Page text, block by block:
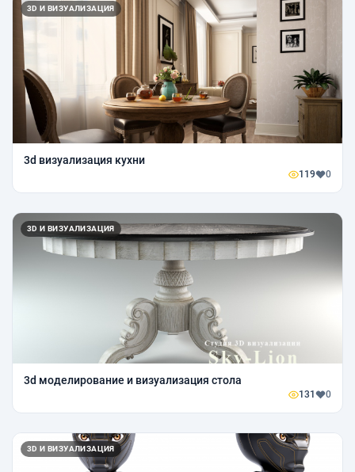
3D И ВИЗУАЛИЗАЦИЯ
3d визуализация кухни
119 0
3D И ВИЗУАЛИЗАЦИЯ
3d моделирование и визуализация стола
131 0
3D И ВИЗУАЛИЗАЦИЯ